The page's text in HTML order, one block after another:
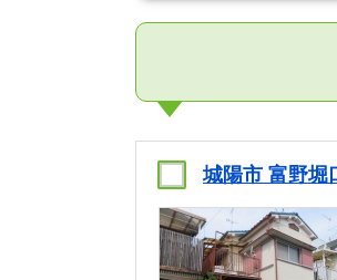
城陽市 富野堀